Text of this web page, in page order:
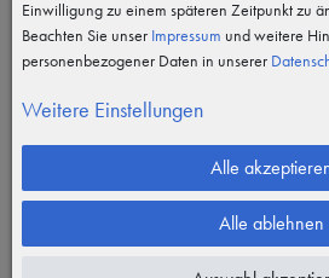
Einwilligung zu einem späteren Zeitpunkt zu
Beachten Sie unser Impressum und weitere
personenbezogener Daten in unserer
Weitere Einstellungen
Alle
Alle ablehnen